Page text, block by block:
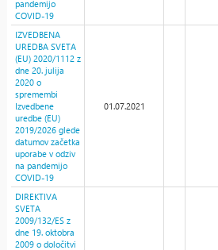
pandemijo
COVID-19
IZVEDBENA
UREDBA SVETA
(EU) 2020/1112 z
dne 20. julija
2020 o
spremembi
Izvedbene
uredbe (EU)
2019/2026 glede
datumov začetka
uporabe v odziv
na pandemijo
COVID-19
01.07.2021
DIREKTIVA
SVETA
2009/132/ES z
dne 19. oktobra
2009 o določitvi